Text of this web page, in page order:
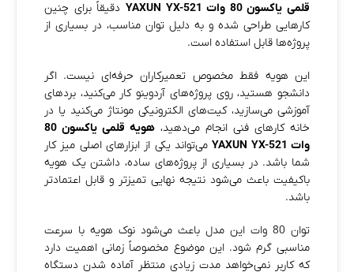
قلمی یاکسون 80 وات YAXUN YX-521
دقیقاً برای چنین
کارهایی طراحی شده و به دلیل توان مناسب، در بسیاری از
پروژه‌ها قابل استفاده است.
این هویه فقط مخصوص تعمیرکاران حرفه‌ای نیست. اگر
دانشجو هستید، روی پروژه‌های آردوینو کار می‌کنید، بردهای
آموزشی می‌سازید، کیت‌های الکترونیکی مونتاژ می‌کنید یا در
خانه کارهای فنی انجام می‌دهید،
هویه قلمی یاکسون 80
وات YAXUN YX-521
می‌تواند یکی از ابزارهای اصلی میز کار
شما باشد. در بسیاری از پروژه‌های ساده، داشتن یک هویه
باکیفیت باعث می‌شود نتیجه نهایی تمیزتر و قابل اعتمادتر
باشد.
توان 80 وات این مدل باعث می‌شود نوک هویه با سرعت
مناسبی گرم شود. این موضوع مخصوصاً زمانی اهمیت دارد
که کاربر نمی‌خواهد مدت زیادی منتظر آماده شدن دستگاه